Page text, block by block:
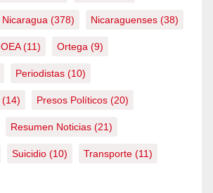
Nicaragua (378) Nicaraguenses (38)
OEA(11) Ortega (9)
Periodistas (10)
(14) Presos Políticos (20)
Resumen Noticias (21)
Suicidio (10) Transporte (11)